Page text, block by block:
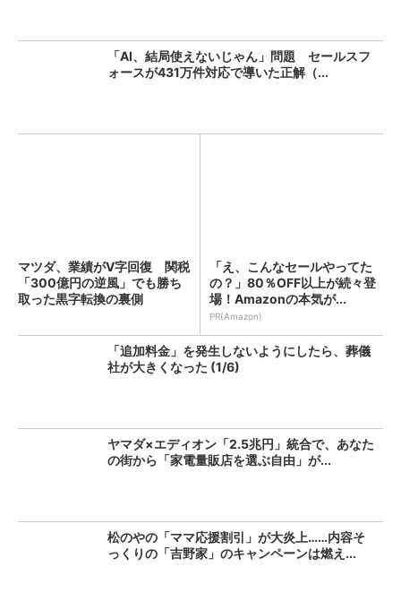
「AI、結局使えないじゃん」問題 セールスフ
ォースが431万件対応で導いた正解（...
マツダ、業績がV字回復 関税
「300億円の逆風」でも勝ち
取った黒字転換の裏側
「え、こんなセールやってた
の？」80％OFF以上が続々登
場！Amazonの本気が...
PR(Amazon)
「追加料金」を発生しないようにしたら、葬儀
社が大きくなった (1/6)
ヤマダ×エディオン「2.5兆円」統合で、あなた
の街から「家電量販店を選ぶ自由」が...
松のやの「ママ応援割引」が大炎上……内容そ
っくりの「吉野家」のキャンペーンは燃え...